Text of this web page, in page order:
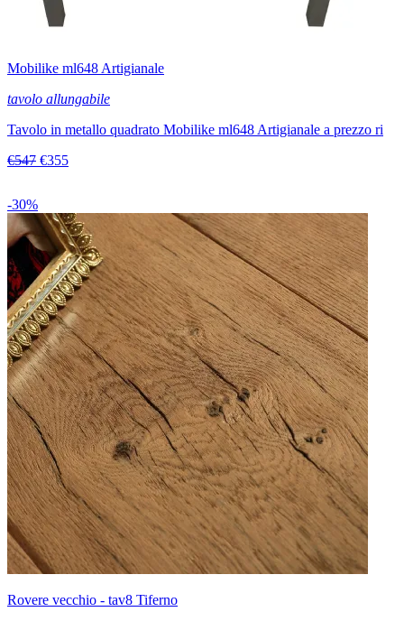
Mobilike ml648 Artigianale
tavolo allungabile
Tavolo in metallo quadrato Mobilike ml648 Artigianale a prezzo ri
€547 €355
-30%
Rovere vecchio - tav8 Tiferno